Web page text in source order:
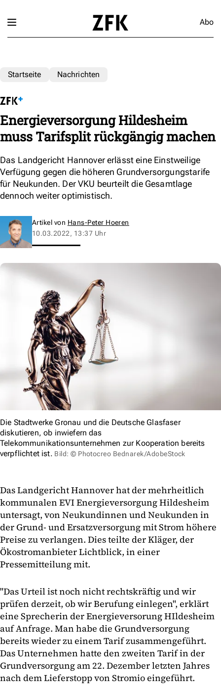
Abo
Startseite Nachrichten
Energieversorgung Hildesheim
muss Tarifsplit rückgängig machen
Das Landgericht Hannover erlässt eine Einstweilige
Verfügung gegen die höheren Grundversorgungstarife
für Neukunden. Der VKU beurteilt die Gesamtlage
dennoch weiter optimistisch.
Artikel von Hans-Peter Hoeren
10.03.2022, 13:37 Uhr
Die Stadtwerke Gronau und die Deutsche Glasfaser
diskutieren, ob inwiefern das
Telekommunikationsunternehmen zur Kooperation bereits
verpflichtet ist. Bild: © Photocreo Bednarek/AdobeStock
Das Landgericht Hannover hat der mehrheitlich
kommunalen EVI Energieversorgung Hildesheim
untersagt, von Neukundinnen und Neukunden in
der Grund- und Ersatzversorgung mit Strom höhere
Preise zu verlangen. Dies teilte der Kläger, der
Ökostromanbieter Lichtblick, in einer
Pressemitteilung mit.
"Das Urteil ist noch nicht rechtskräftig und wir
prüfen derzeit, ob wir Berufung einlegen", erklärt
eine Sprecherin der Energieversorung HIldesheim
auf Anfrage. Man habe die Grundversorgung
bereits wieder zu einem Tarif zusammengeführt.
Das Unternehmen hatte den zweiten Tarif in der
Grundversorgung am 22. Dezember letzten Jahres
nach dem Lieferstopp von Stromio eingeführt.